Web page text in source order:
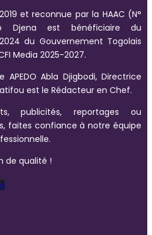
et reconnue par la HAAC (N°
Djena est bénéficiaire du
du Gouvernement Togolais
Media 2025-2027.
Abla Djigbodi, Directrice
est le Rédacteur en Chef.
publicités, reportages ou
faites confiance à notre équipe
de qualité !